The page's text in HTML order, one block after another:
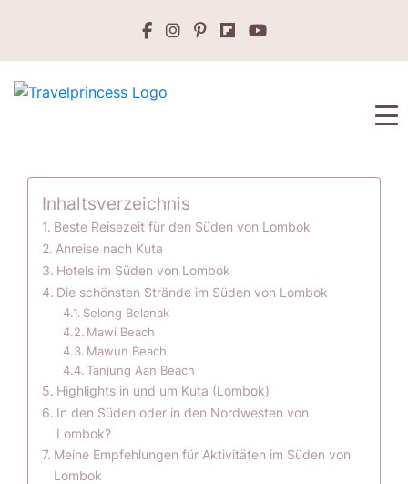
Inhaltsverzeichnis
Beste Reisezeit für den Süden von Lombok
Anreise nach Kuta
Hotels im Süden von Lombok
Die schönsten Strände im Süden von Lombok
Selong Belanak
Mawi Beach
Mawun Beach
Tanjung Aan Beach
Highlights in und um Kuta (Lombok)
In den Süden oder in den Nordwesten von
Lombok?
Meine Empfehlungen für Aktivitäten im Süden von
Lombok